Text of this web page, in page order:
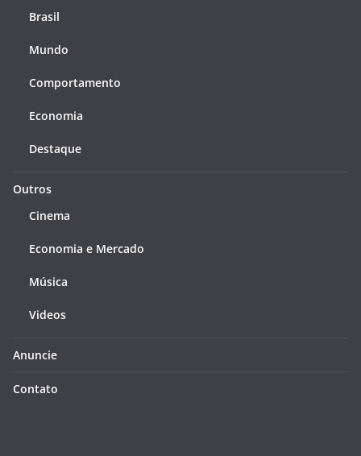
Brasil
Mundo
Comportamento
Economia
Destaque
Outros
Cinema
Economia e Mercado
Música
Videos
Anuncie
Contato